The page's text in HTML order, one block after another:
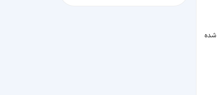
واقع شده